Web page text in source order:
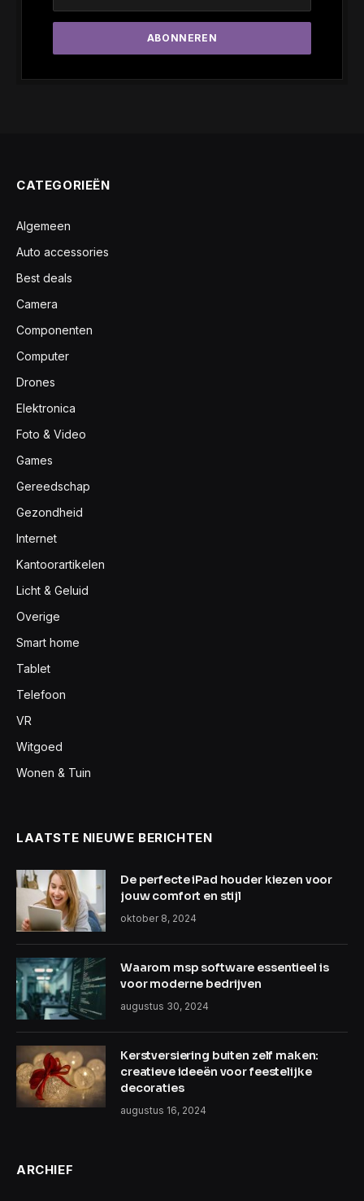
CATEGORIEËN
Algemeen
Auto accessories
Best deals
Camera
Componenten
Computer
Drones
Elektronica
Foto & Video
Games
Gereedschap
Gezondheid
Internet
Kantoorartikelen
Licht & Geluid
Overige
Smart home
Tablet
Telefoon
VR
Witgoed
Wonen & Tuin
LAATSTE NIEUWE BERICHTEN
De perfecte iPad houder kiezen voor
jouw comfort en stijl
oktober 8, 2024
Waarom msp software essentieel is
voor moderne bedrijven
augustus 30, 2024
Kerstversiering buiten zelf maken:
creatieve ideeën voor feestelijke
decoraties
augustus 16, 2024
ARCHIEF